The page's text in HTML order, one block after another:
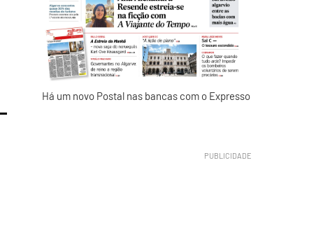
Há um novo Postal nas bancas com o Expresso